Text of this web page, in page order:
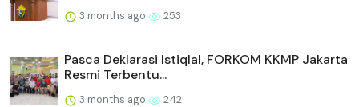
3 months ago 253
Pasca Deklarasi Istiqlal, FORKOM KKMP Jakarta
Resmi Terbentu...
3 months ago 242